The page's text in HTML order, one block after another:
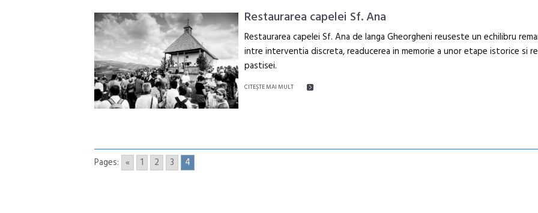
Restaurarea capelei Sf. Ana
Restaurarea capelei Sf. Ana de langa Gheorgheni reuseste un echilibru
intre interventia discreta, readucerea in memorie a unor etape istorice si
pastisei.
CITEŞTE MAI MULT
Pages: « 1 2 3 4